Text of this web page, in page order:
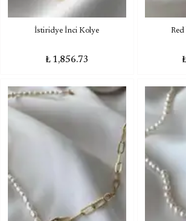
İstiridye İnci Kolye
₺ 1,856.73